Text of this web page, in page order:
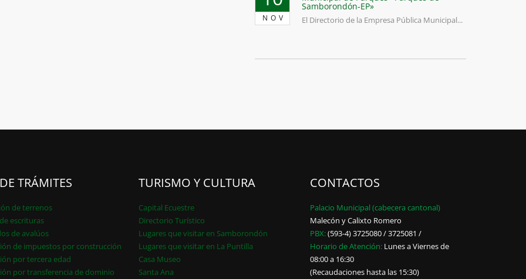
NOV
Samborondón-EP»
El Directorio de la Empresa Pública Municipal...
TRÁMITES
de terrenos
escrituras
de avalúos
de impuestos por construcción
por tercera edad
por transferencia de dominio
TURISMO Y CULTURA
Capital Ecuestre
Directorio Turístico
Lugares que visitar en Samborondón
Lugares que visitar en La Puntilla
Casa Museo
Santa Ana
CONTACTOS
Palacio Municipal (cabecera cantonal)
Malecón y Calixto Romero
PBX:(593-4) 3725080 / 3725081 /
Horario de Atención:Lunes a Viernes de
08:00 a 16:30
(Recaudaciones hasta las 15:30)